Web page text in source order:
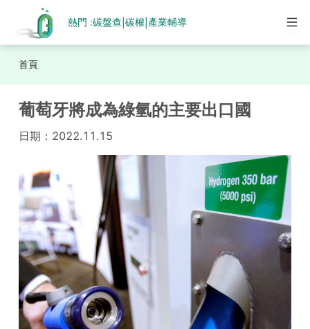
熱門 :碳盤查 碳權| 產業輔導
首頁
葡萄牙將成為綠氫的主要出口國
日期： 2022.11.15